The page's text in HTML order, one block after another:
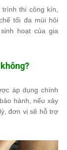
thi công kín,
tối đa mùi hôi
hoạt của gia
áp dụng chính
hành, nếu xảy
đơn vị sẽ hỗ trợ